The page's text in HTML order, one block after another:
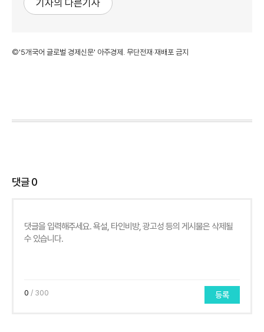
기자의 다른기사
©'5개국어 글로벌 경제신문' 아주경제. 무단전재·재배포 금지
댓글0
0 / 300 등록